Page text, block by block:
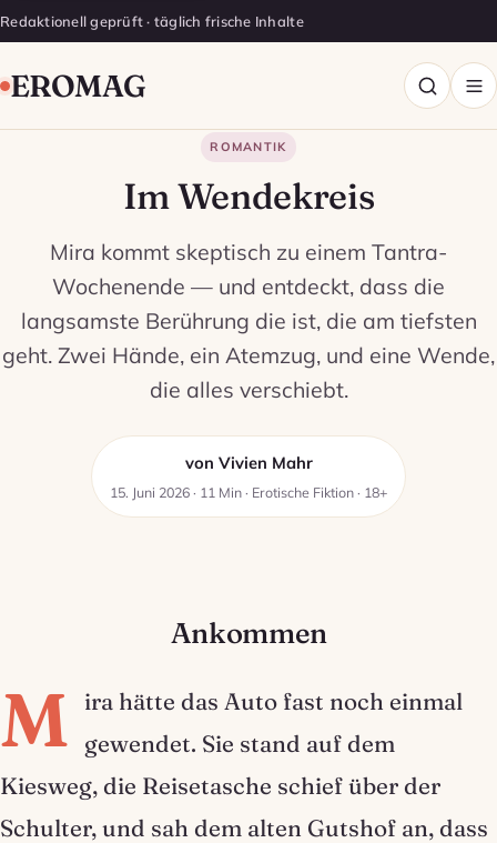
Redaktionell geprüft · täglich frische Inhalte
EROMAG
ROMANTIK
Im Wendekreis
Mira kommt skeptisch zu einem Tantra-
Wochenende — und entdeckt, dass die
langsamste Berührung die ist, die am tiefsten
geht. Zwei Hände, ein Atemzug, und eine Wende,
die alles verschiebt.
von Vivien Mahr
15. Juni 2026 · 11 Min · Erotische Fiktion · 18+
Ankommen
M
ira hätte das Auto fast noch einmal
gewendet. Sie stand auf dem
Kiesweg, die Reisetasche schief über der
Schulter, und sah dem alten Gutshof an, dass